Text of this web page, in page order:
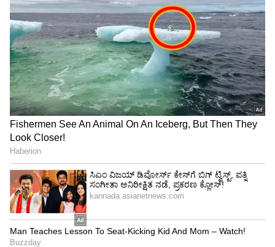
ನ್ಯೂಜಿಲೆಂಡ್‌ ವಿರುದ್ಧ ತಮ್ಮ ತಂಡದ ಆಟಗಾರರು ಬಾರಿಸಿದ
ಗೋಲಿಗೆ ಇರಾನ್‌ ದೇಶದ ಅಭಿಮಾನಿಗಳ ಸಂಭ್ರಮ.
5
7
Image Credit :Getty
ಆಸ್ಟ್ರೇಲಿಯಾ ಹಾಗೂ ಟರ್ಕಿ ನಡುವೆ ವಾಂಕೋವರ್‌ನಲ್ಲು
ಜೂ.13 ರಂದು ನಡೆದ ಪಂದ್ಯದ ವೇಳೆ ಟರ್ಕಿ ಅಭಿಮಾನಿ ಉಡಿ
ನಿಕೋ ಅವರ ಅಭಿಮಾನದ ಚಿತ್ತಾರ.